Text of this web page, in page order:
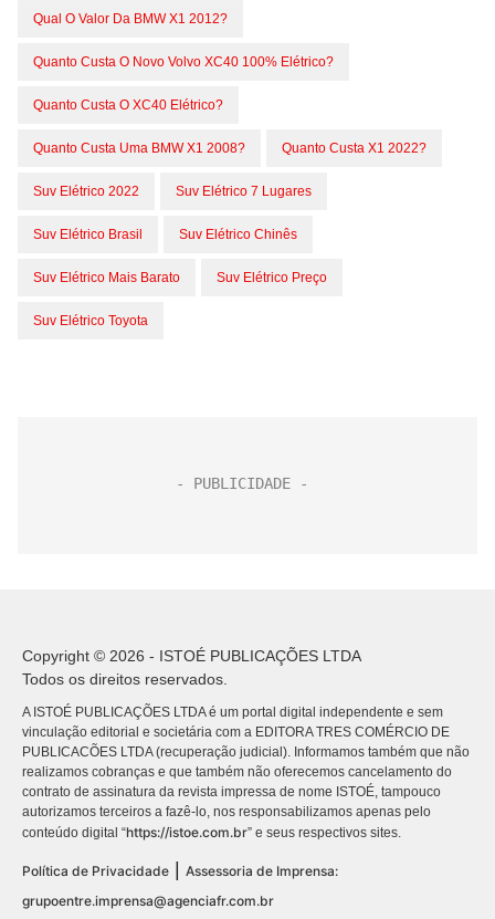
Qual O Valor Da BMW X1 2012?
Quanto Custa O Novo Volvo XC40 100% Elétrico?
Quanto Custa O XC40 Elétrico?
Quanto Custa Uma BMW X1 2008? Quanto Custa X1 2022?
Suv Elétrico 2022 Suv Elétrico 7 Lugares
Suv Elétrico Brasil Suv Elétrico Chinês
Suv Elétrico Mais Barato Suv Elétrico Preço
Suv Elétrico Toyota
Copyright © 2026 - ISTOÉ PUBLICAÇÕES LTDA
Todos os direitos reservados.
A ISTOÉ PUBLICAÇÕES LTDA é um portal digital independente e sem
vinculação editorial e societária com a EDITORA TRES COMÉRCIO DE
PUBLICACÕES LTDA (recuperação judicial). Informamos também que não
realizamos cobranças e que também não oferecemos cancelamento do
contrato de assinatura da revista impressa de nome ISTOÉ, tampouco
autorizamos terceiros a fazê-lo, nos responsabilizamos apenas pelo
conteúdo digital “https://istoe.com.br” e seus respectivos sites.
Política de Privacidade
Assessoria de Imprensa:
grupoentre.imprensa@agenciafr.com.br